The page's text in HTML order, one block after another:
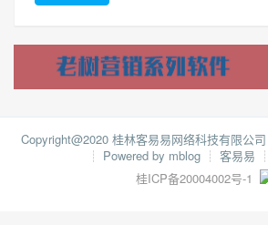
Copyright@2020 桂林客易易网络科技有限公司
┊ Powered by mblog┊ 客易易 ┊
桂ICP备20004002号-1